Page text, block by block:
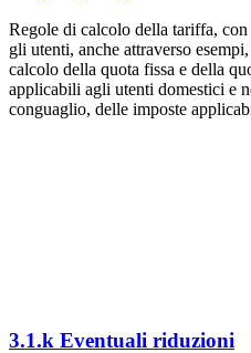
Regole di calcolo della tariffa,
gli utenti, anche attraverso
calcolo della quota fissa e della
applicabili agli utenti domestici e
conguaglio, delle imposte
3.1.k Eventuali riduzioni